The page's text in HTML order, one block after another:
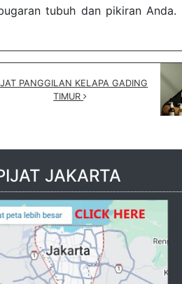
tubuh dan pikiran Anda.
PANGGILAN KELAPA GADING
TIMUR
JAKARTA